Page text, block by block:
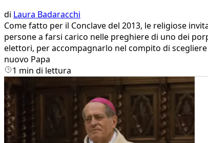
di Laura Badaracchi
Come fatto per il Conclave del 2013, le religiose
persone a farsi carico nelle preghiere di uno dei
elettori, per accompagnarlo nel compito di
nuovo Papa
1 min di lettura